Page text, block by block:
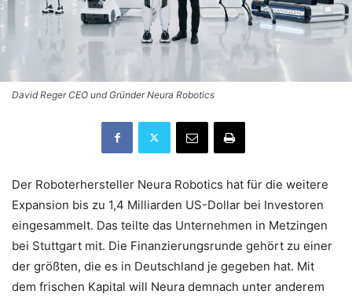
David Reger CEO und Gründer Neura Robotics
Der Roboterhersteller Neura Robotics hat für die weitere
Expansion bis zu 1,4 Milliarden US-Dollar bei Investoren
eingesammelt. Das teilte das Unternehmen in Metzingen
bei Stuttgart mit. Die Finanzierungsrunde gehört zu einer
der größten, die es in Deutschland je gegeben hat. Mit
dem frischen Kapital will Neura demnach unter anderem